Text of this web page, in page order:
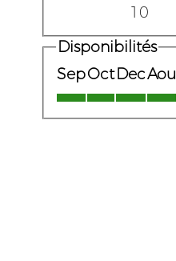
10
Disponibilités
SepOctDecAou